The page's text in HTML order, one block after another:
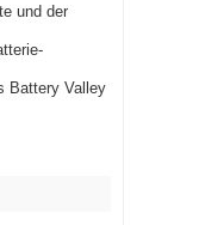
und der
Battery Valley